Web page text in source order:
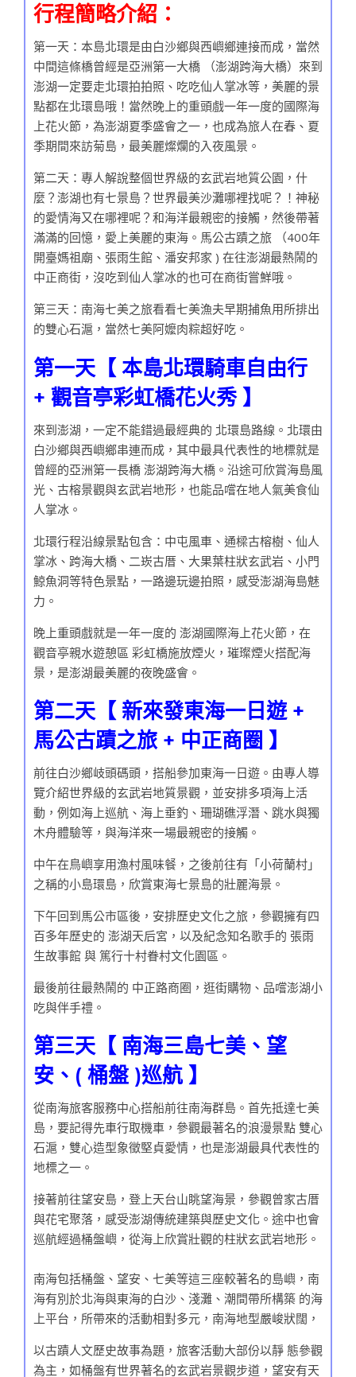
行程簡略介紹：
第一天：本島北環是由白沙鄉與西嶼鄉連接而成，當然
中間這條橋曾經是亞洲第一大橋 （澎湖跨海大橋）來到
澎湖一定要走北環拍拍照、吃吃仙人掌冰等，美麗的景
點都在北環島哦！當然晚上的重頭戲一年一度的國際海
上花火節，為澎湖夏季盛會之一，也成為旅人在春、夏
季期間來訪菊島，最美麗燦爛的入夜風景。
第二天：專人解說整個世界級的玄武岩地質公園，什
麼？澎湖也有七景島？世界最美沙灘哪裡找呢？！神秘
的愛情海又在哪裡呢？和海洋最親密的接觸，然後帶著
滿滿的回憶，愛上美麗的東海。馬公古蹟之旅 （400年
開臺媽祖廟、張雨生館、潘安邦家 ) 在往澎湖最熱鬧的
中正商街，沒吃到仙人掌冰的也可在商街嘗鮮哦。
第三天：南海七美之旅看看七美漁夫早期捕魚用所排出
的雙心石滬，當然七美阿嬤肉粽超好吃。
第一天【 本島北環騎車自由行
+ 觀音亭彩虹橋花火秀 】
來到澎湖，一定不能錯過最經典的 北環島路線。北環由
白沙鄉與西嶼鄉串連而成，其中最具代表性的地標就是
曾經的亞洲第一長橋 澎湖跨海大橋。沿途可欣賞海島風
光、古榕景觀與玄武岩地形，也能品嚐在地人氣美食仙
人掌冰。
北環行程沿線景點包含：中屯風車、通樑古榕樹、仙人
掌冰、跨海大橋、二崁古厝、大果葉柱狀玄武岩、小門
鯨魚洞等特色景點，一路邊玩邊拍照，感受澎湖海島魅
力。
晚上重頭戲就是一年一度的 澎湖國際海上花火節，在
觀音亭親水遊憩區 彩虹橋施放煙火，璀璨煙火搭配海
景，是澎湖最美麗的夜晚盛會。
第二天【 新來發東海一日遊 +
馬公古蹟之旅 + 中正商圈 】
前往白沙鄉岐頭碼頭，搭船參加東海一日遊。由專人導
覽介紹世界級的玄武岩地質景觀，並安排多項海上活
動，例如海上巡航、海上垂釣、珊瑚礁浮潛、跳水與獨
木舟體驗等，與海洋來一場最親密的接觸。
中午在鳥嶼享用漁村風味餐，之後前往有「小荷蘭村」
之稱的小島環島，欣賞東海七景島的壯麗海景。
下午回到馬公市區後，安排歷史文化之旅，參觀擁有四
百多年歷史的 澎湖天后宮，以及紀念知名歌手的 張雨
生故事館 與 篤行十村眷村文化園區。
最後前往最熱鬧的 中正路商圈，逛街購物、品嚐澎湖小
吃與伴手禮。
第三天【 南海三島七美、望
安、( 桶盤 )巡航 】
從南海旅客服務中心搭船前往南海群島。首先抵達七美
島，要記得先車行取機車，參觀最著名的浪漫景點 雙心
石滬，雙心造型象徵堅貞愛情，也是澎湖最具代表性的
地標之一。
接著前往望安島，登上天台山眺望海景，參觀曾家古厝
與花宅聚落，感受澎湖傳統建築與歷史文化。途中也會
巡航經過桶盤嶼，從海上欣賞壯觀的柱狀玄武岩地形。
南海包括桶盤、望安、七美等這三座較著名的島嶼，南
海有別於北海與東海的白沙、淺灘、潮間帶所構築 的海
上平台，所帶來的活動相對多元，南海地型嚴峻狀闊，
以古蹟人文歷史故事為題，旅客活動大部份以靜 態參觀
為主，如桶盤有世界著名的玄武岩景觀步道，望安有天